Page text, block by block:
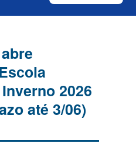
2026
até 3/06)